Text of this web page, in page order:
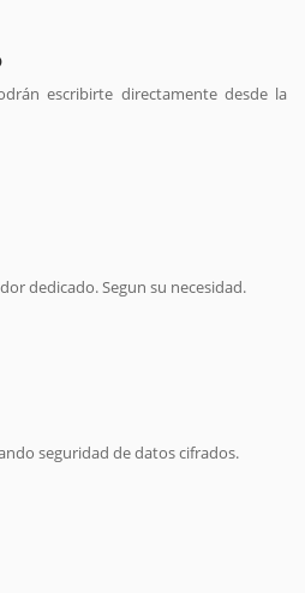
escribirte directamente desde la
dedicado. Segun su necesidad.
seguridad de datos cifrados.